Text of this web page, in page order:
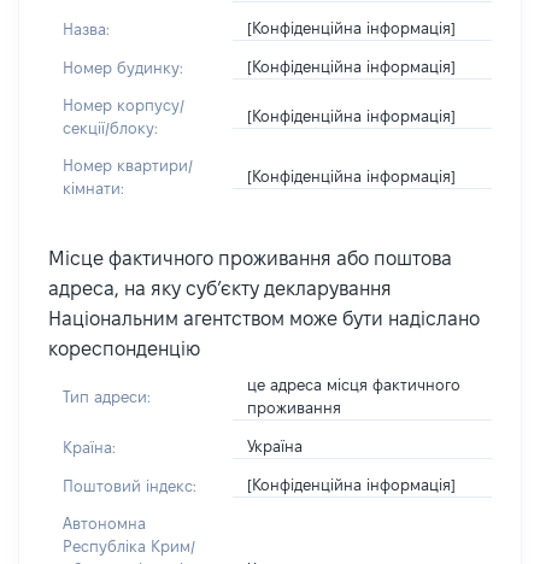
Назва: [Конфіденційна інформація]
Номер будинку: [Конфіденційна інформація]
Номер корпусу/
секції/блоку:
[Конфіденційна інформація]
Номер квартири/
кімнати:
[Конфіденційна інформація]
Місце фактичного проживання або поштова
адреса, на яку суб’єкту декларування
Національним агентством може бути надіслано
кореспонденцію
Тип адреси:
це адреса місця фактичного
проживання
Країна: Україна
Поштовий індекс: [Конфіденційна інформація]
Автономна
Республіка Крим/